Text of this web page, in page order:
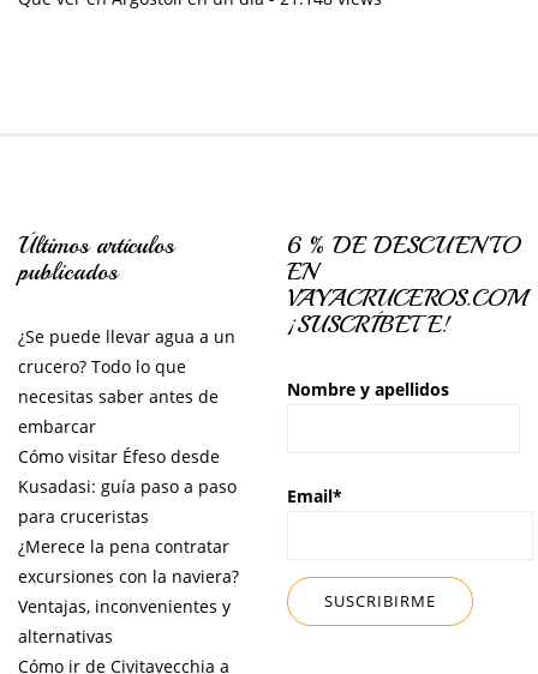
Últimos artículos
publicados
¿Se puede llevar agua a un
crucero? Todo lo que
necesitas saber antes de
embarcar
Cómo visitar Éfeso desde
Kusadasi: guía paso a paso
para cruceristas
¿Merece la pena contratar
excursiones con la naviera?
Ventajas, inconvenientes y
alternativas
Cómo ir de Civitavecchia a
6 % DE DESCUENTO
EN
VAYACRUCEROS.COM
¡SUSCRÍBETE!
Nombre y apellidos
Email*